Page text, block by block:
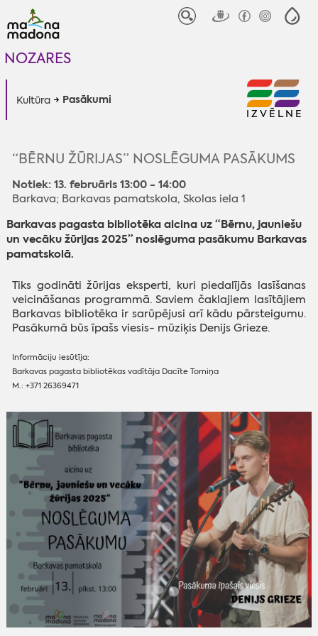
NOZARES
Kultūra Pasākumi
IZVĒLNE
“BĒRNU ŽŪRIJAS” NOSLĒGUMA PASĀKUMS
Notiek: 13. februāris 13:00 - 14:00
Barkava; Barkavas pamatskola, Skolas iela 1
Barkavas pagasta bibliotēka aicina uz “Bērnu, jauniešu
un vecāku žūrijas 2025” noslēguma pasākumu Barkavas
pamatskolā.
Tiks godināti žūrijas eksperti, kuri piedalījās lasīšanas
veicināšanas programmā. Saviem čaklajiem lasītājiem
Barkavas bibliotēka ir sarūpējusi arī kādu pārsteigumu.
Pasākumā būs īpašs viesis- mūziķis Denijs Grieze.
Informāciju iesūtīja:
Barkavas pagasta bibliotēkas vadītāja Dacīte Tomiņa
M.: +371 26369471